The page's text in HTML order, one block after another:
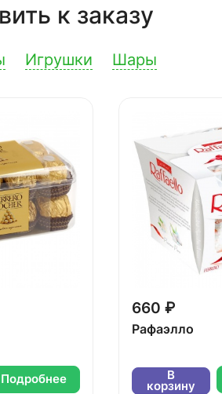
к заказу
Игрушки Шары
Подробнее
660 ₽
Рафаэлло
В
корзину